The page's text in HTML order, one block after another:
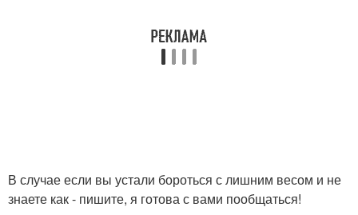
В случае если вы устали бороться с лишним весом и не
знаете как - пишите, я готова с вами пообщаться!